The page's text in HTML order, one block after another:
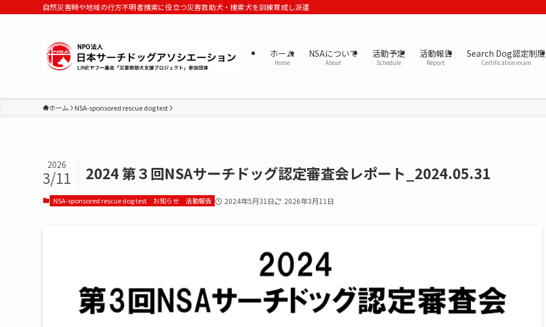
自然災害時や地域の行方不明者捜索に役立つ災害救助犬・捜索犬を訓練育成し派遣
ホーム
Home
NSAについて
About
活動予定
Schedule
活動報告
Report
Search Dog認定制度
Certification exam
ホーム NSA-sponsored rescue dog test
2024 第３回NSAサーチドッグ認定審査会レポート_2024.05.31
2026
3/11
NSA-sponsored rescue dog test お知らせ 活動報告 2024年5月31日 2026年3月11日